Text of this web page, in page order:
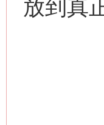
放到真